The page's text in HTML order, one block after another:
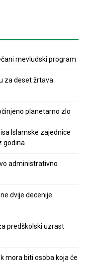
mevludski program
za deset žrtava
planetarno zlo
Islamske zajednice
godina
administrativno
dvije decenije
predškolski uzrast
mora biti osoba koja će